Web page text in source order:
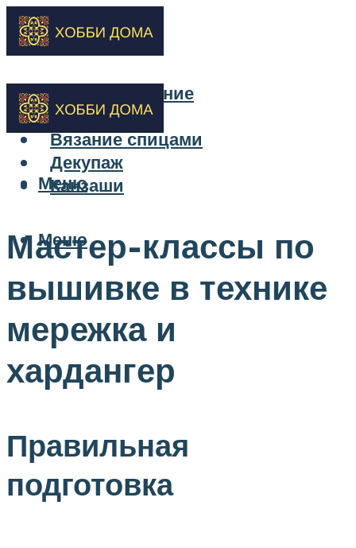
Бисероплетение
Вышивка
Вязание спицами
Декупаж
Канзаши
Меню
Меню
Мастер-классы по
вышивке в технике
мережка и
хардангер
Правильная
подготовка